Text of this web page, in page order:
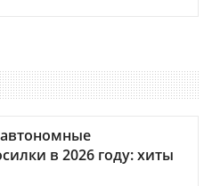
в 2026 году: хиты